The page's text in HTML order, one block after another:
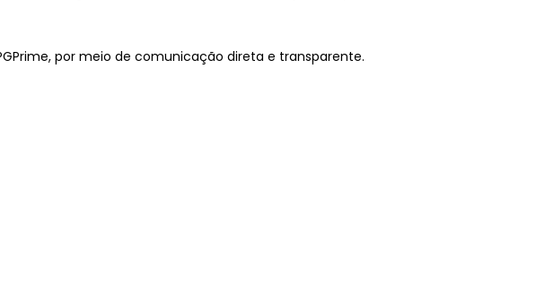
por meio de comunicação direta e transparente.